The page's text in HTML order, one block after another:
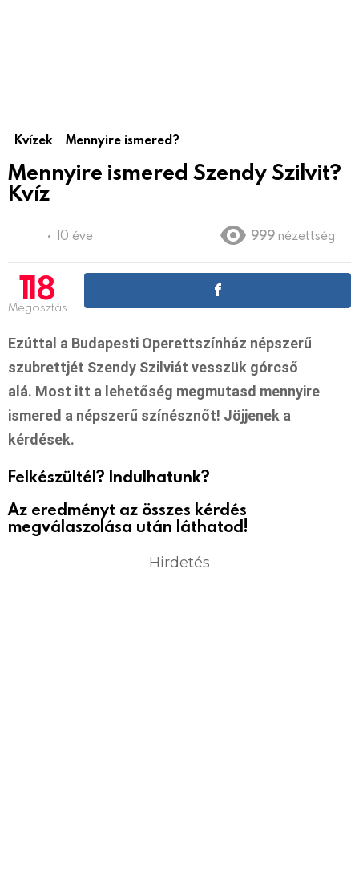
Kvízek Mennyire ismered?
Mennyire ismered Szendy Szilvit?
Kvíz
10 éve 999 nézettség
118
Megosztás
Ezúttal a Budapesti Operettszínház népszerű
szubrettjét Szendy Szilviát vesszük górcső
alá. Most itt a lehetőség megmutasd mennyire
ismered a népszerű színésznőt! Jöjjenek a
kérdések.
Felkészültél? Indulhatunk?
Az eredményt az összes kérdés
megválaszolása után láthatod!
Hirdetés